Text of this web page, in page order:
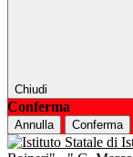
Chiudi
Conferma
Annulla Conferma